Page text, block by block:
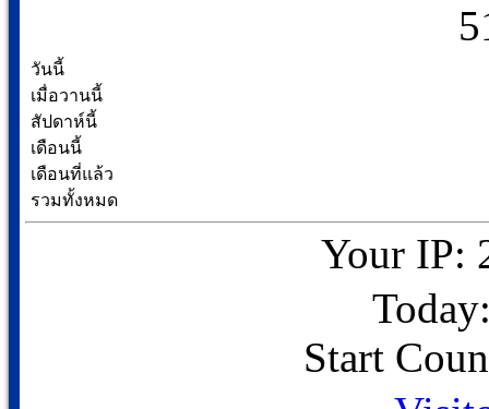
5
วันนี้
เมื่อวานนี้
สัปดาห์นี้
เดือนนี้
เดือนที่แล้ว
รวมทั้งหมด
Your IP:
Start